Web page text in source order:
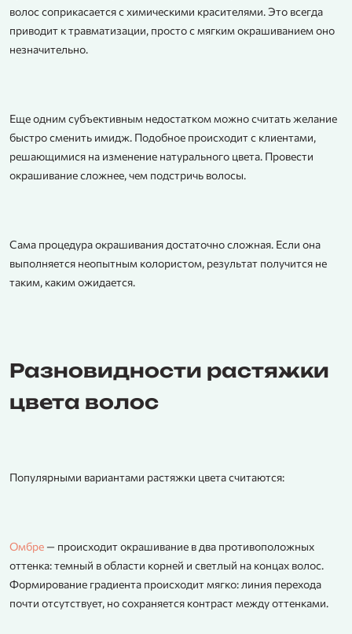
волос соприкасается с химическими красителями. Это всегда
приводит к травматизации, просто с мягким окрашиванием оно
незначительно.
Еще одним субъективным недостатком можно считать желание
быстро сменить имидж. Подобное происходит с клиентами,
решающимися на изменение натурального цвета. Провести
окрашивание сложнее, чем подстричь волосы.
Сама процедура окрашивания достаточно сложная. Если она
выполняется неопытным колористом, результат получится не
таким, каким ожидается.
Разновидности растяжки
цвета волос
Популярными вариантами растяжки цвета считаются:
Омбре — происходит окрашивание в два противоположных
оттенка: темный в области корней и светлый на концах волос.
Формирование градиента происходит мягко: линия перехода
почти отсутствует, но сохраняется контраст между оттенками.